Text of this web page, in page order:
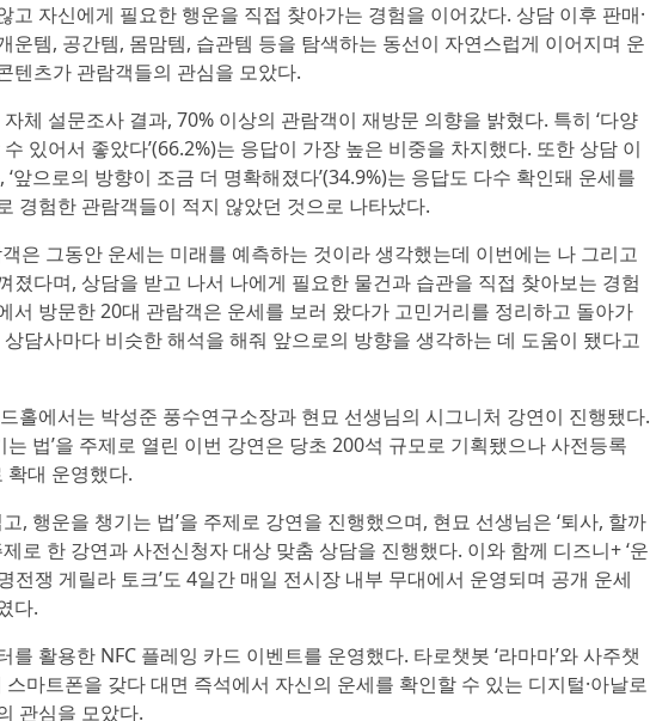
고 자신에게 필요한 행운을 직접 찾아가는 경험을 이어갔다. 상담 이후 판매·
운템, 공간템, 몸맘템, 습관템 등을 탐색하는 동선이 자연스럽게 이어지며 운
텐츠가 관람객들의 관심을 모았다.
체 설문조사 결과, 70% 이상의 관람객이 재방문 의향을 밝혔다. 특히 ‘다양
있어서 좋았다’(66.2%)는 응답이 가장 높은 비중을 차지했다. 또한 상담 이
‘앞으로의 방향이 조금 더 명확해졌다’(34.9%)는 응답도 다수 확인돼 운세를
경험한 관람객들이 적지 않았던 것으로 나타났다.
은 그동안 운세는 미래를 예측하는 것이라 생각했는데 이번에는 나 그리고
졌다며, 상담을 받고 나서 나에게 필요한 물건과 습관을 직접 찾아보는 경험
서 방문한 20대 관람객은 운세를 보러 왔다가 고민거리를 정리하고 돌아가
담사마다 비슷한 해석을 해줘 앞으로의 방향을 생각하는 데 도움이 됐다고
홀에서는 박성준 풍수연구소장과 현묘 선생님의 시그니처 강연이 진행됐다.
법’을 주제로 열린 이번 강연은 당초 200석 규모로 기획됐으나 사전등록
확대 운영했다.
, 행운을 챙기는 법’을 주제로 강연을 진행했으며, 현묘 선생님은 ‘퇴사, 할까
로 한 강연과 사전신청자 대상 맞춤 상담을 진행했다. 이와 함께 디즈니+ ‘운
전쟁 게릴라 토크’도 4일간 매일 전시장 내부 무대에서 운영되며 공개 운세
다.
활용한 NFC 플레잉 카드 이벤트를 운영했다. 타로챗봇 ‘라마마’와 사주챗
스마트폰을 갖다 대면 즉석에서 자신의 운세를 확인할 수 있는 디지털·아날로
관심을 모았다.